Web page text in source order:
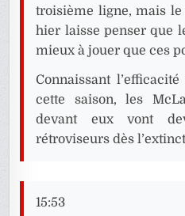
troisième ligne, mais
hier laisse penser que
mieux à jouer que ces
Connaissant
cette saison, les
devant eux vont
rétroviseurs dès
15:53